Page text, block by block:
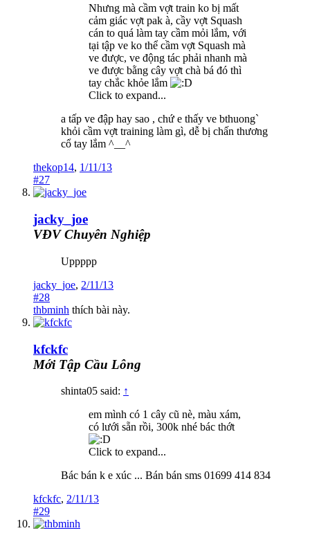
Nhưng mà cầm vợt train ko bị mất
cảm giác vợt pak à, cầy vợt Squash
cán to quá làm tay cầm mỏi lắm, với
tại tập ve ko thể cầm vợt Squash mà
ve được, ve động tác phải nhanh mà
ve được bằng cây vợt chà bá đó thì
tay chắc khỏe lắm
Click to expand...
a tấp ve đập hay sao , chứ e thấy ve bthuong`
khỏi cầm vợt training làm gì, dễ bị chấn thương
cổ tay lắm ^__^
thekop14, 1/11/13
#27
jacky_joe
VĐV Chuyên Nghiệp
Uppppp
jacky_joe, 2/11/13
#28
thbminh thích bài này.
kfckfc
Mới Tập Cầu Lông
shinta05 said: ↑
em mình có 1 cây cũ nè, màu xám,
có lưới sẵn rồi, 300k nhé bác thớt
Click to expand...
Bác bán k e xúc ... Bán bán sms 01699 414 834
kfckfc, 2/11/13
#29